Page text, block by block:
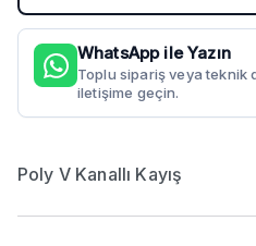
Poly V Kanallı Kayış
WhatsApp ile Yazın
Toplu sipariş veya teknik
iletişime geçin.